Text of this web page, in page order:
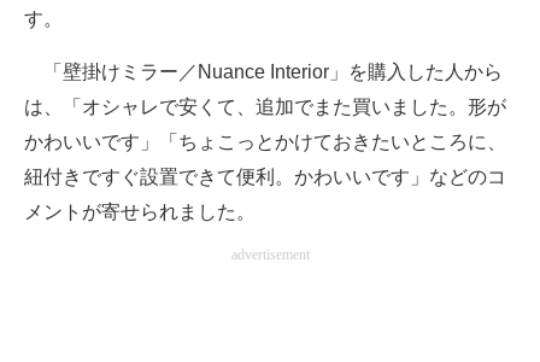
す。
「壁掛けミラー／Nuance Interior」を購入した人から
は、「オシャレで安くて、追加でまた買いました。形が
かわいいです」「ちょこっとかけておきたいところに、
紐付きですぐ設置できて便利。かわいいです」などのコ
メントが寄せられました。
advertisement